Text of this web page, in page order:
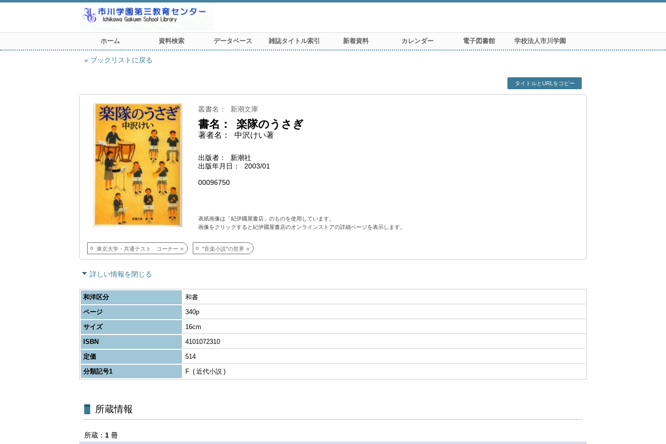
ホーム 資料検索 データベース 雑誌タイトル索引 新着資料 カレンダー 電子図書館 学校法人市川学園
ブックリストに戻る
タイトルとURLをコピー
叢書名 新潮文庫
書名 楽隊のうさぎ
著者名 中沢けい著
出版者
新潮社
出版年月日
2003/01
00096750
表紙画像は「紀伊國屋書店」のものを使用しています。
画像をクリックすると紀伊國屋書店のオンラインストアの詳細ページを表示します。
東京大学・共通テスト コーナー "音楽小説"の世界
詳しい情報を閉じる
和洋区分
和書
ページ
340p
サイズ
16cm
ISBN
4101072310
定価
514
分類記号1
F 近代小説
所蔵 1 冊